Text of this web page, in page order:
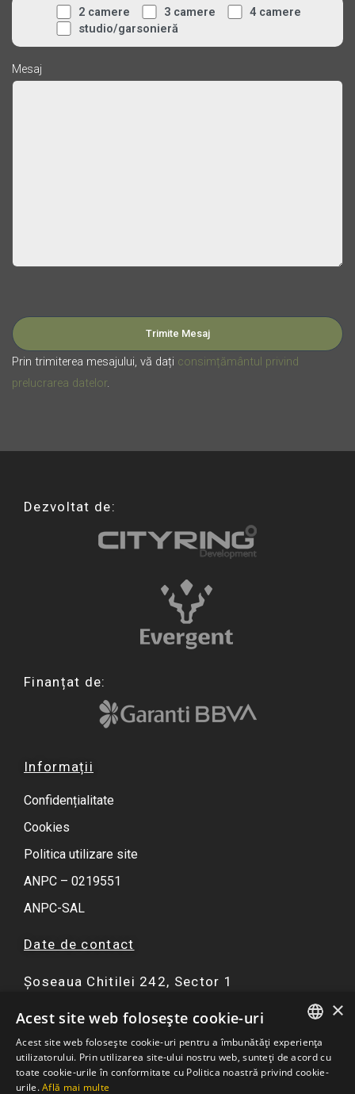
2 camere 3 camere
4 camere
studio/garsonieră
Mesaj
Prin trimiterea mesajului, vă dați consimțământul privind
prelucrarea datelor.
Dezvoltat de:
Finanțat de:
Informații
Confidențialitate
Cookies
Politica utilizare site
ANPC – 0219551
ANPC-SAL
Date de contact
Șoseaua Chitilei 242, Sector 1
F
c
e
I
n
s
t
Y
u
t
W
h
a
t
☏ 0751 299 402
ROMANIAN
ENGLISH
×
Acest site web folosește cookie-uri
Acest site web folosește cookie-uri pentru a îmbunătăți experiența
utilizatorului. Prin utilizarea site-ului nostru web, sunteți de acord cu
toate cookie-urile în conformitate cu Politica noastră privind cookie-
urile.Află mai multe